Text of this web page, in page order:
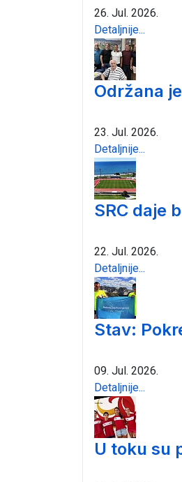
26. Jul. 2026.
Detaljnije...
Održana
23. Jul. 2026.
Detaljnije...
SRC daje
22. Jul. 2026.
Detaljnije...
Stav:
09. Jul. 2026.
Detaljnije...
U toku su